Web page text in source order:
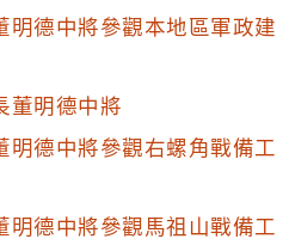
明德中將參觀本地區軍政建
董明德中將
明德中將參觀右螺角戰備工
明德中將參觀馬祖山戰備工